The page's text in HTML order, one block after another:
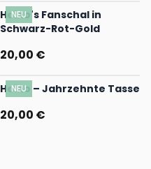
NEU
Heino's Fanschal in
Schwarz-Rot-Gold
20,00 €
NEU
Heino – Jahrzehnte Tasse
20,00 €